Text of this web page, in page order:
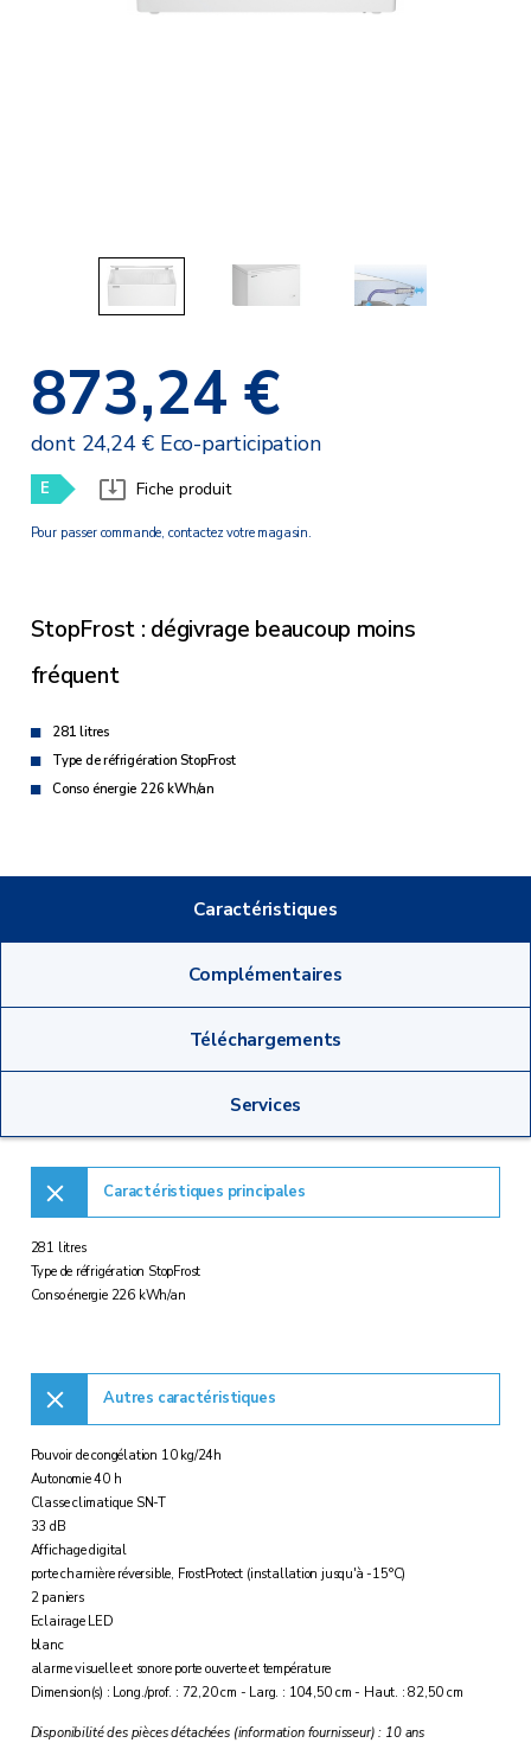
873,24 €
dont 24,24 € Eco-participation
E Fiche produit
Pour passer commande, contactez votre magasin.
StopFrost : dégivrage beaucoup moins
fréquent
281 litres
Type de réfrigération StopFrost
Conso énergie 226 kWh/an
Caractéristiques
Complémentaires
Téléchargements
Services
Caractéristiques principales
281 litres
Type de réfrigération StopFrost
Conso énergie 226 kWh/an
Autres caractéristiques
Pouvoir de congélation 10 kg/24h
Autonomie 40 h
Classe climatique SN-T
33 dB
Affichage digital
porte charnière réversible, FrostProtect (installation jusqu'à -15°C)
2 paniers
Eclairage LED
blanc
alarme visuelle et sonore porte ouverte et température
Dimension(s) : Long./prof. : 72,20 cm - Larg. : 104,50 cm - Haut. : 82,50 cm
Disponibilité des pièces détachées (information fournisseur) : 10 ans